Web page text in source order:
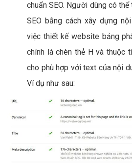
chuẩn SEO. Người dùng có
SEO bằng cách xây dựng
việc thiết kế website bảng
chính là chèn thẻ H và thuộc
cho phù hợp với text của nội
Ví dụ như sau: